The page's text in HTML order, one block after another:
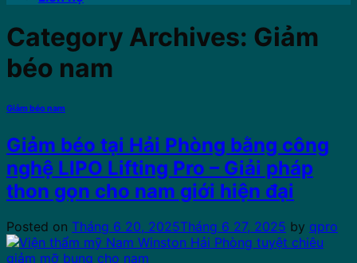
Category Archives: Giảm
béo nam
Giảm béo nam
Giảm béo tại Hải Phòng bằng công
nghệ LIPO Lifting Pro – Giải pháp
thon gọn cho nam giới hiện đại
Posted on Tháng 6 20, 2025Tháng 6 27, 2025 by qpro